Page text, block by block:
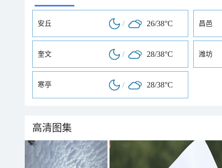
安丘 / 26/38°C 昌邑
奎文 / 28/38°C 潍坊
寒亭 / 28/38°C
高清图集